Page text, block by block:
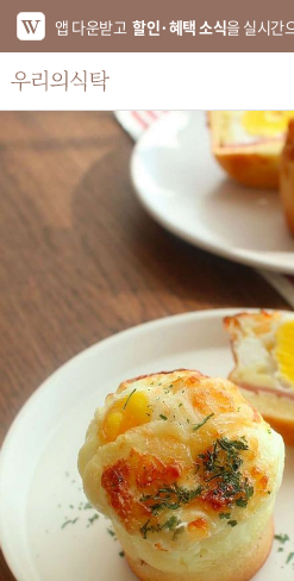
앱 다운받고 할인·혜택 소식을 실시간
스토어
에디터 추천
한정특
베스트
신상품
기획전
브랜드
푸드
키친
리빙